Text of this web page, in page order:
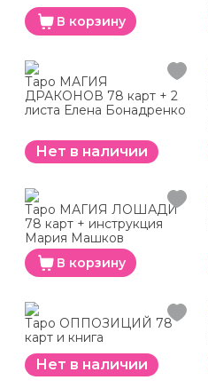
В корзину
Таро МАГИЯ
ДРАКОНОВ 78 карт + 2
листа Елена Бонадренко
Нет в наличии
Таро МАГИЯ ЛОШАДИ
78 карт + инструкция
Мария Машков
В корзину
Таро ОППОЗИЦИЙ 78
карт и книга
Нет в наличии